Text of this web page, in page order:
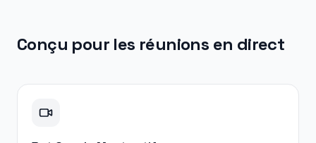
Conçu pour les réunions en direct